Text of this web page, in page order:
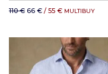
110 € 66 € / 55 € MULTIBUY